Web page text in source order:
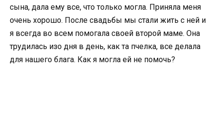
сына, дала ему все, что только могла. Приняла меня
очень хорошо. После свадьбы мы стали жить с ней и
я всегда во всем помогала своей второй маме. Она
трудилась изо дня в день, как та пчелка, все делала
для нашего блага. Как я могла ей не помочь?